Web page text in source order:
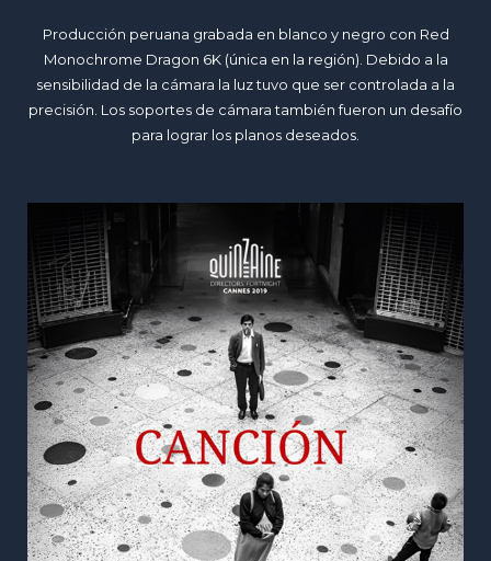
Producción peruana grabada en blanco y negro con Red
Monochrome Dragon 6K (única en la región). Debido a la
sensibilidad de la cámara la luz tuvo que ser controlada a la
precisión. Los soportes de cámara también fueron un desafío
para lograr los planos deseados.